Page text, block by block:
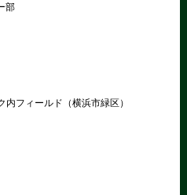
部
フィールド（横浜市緑区）